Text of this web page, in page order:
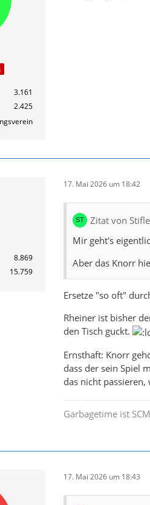
3.161
2.425
8.869
15.759
17. Mai 2026 um 18:42
Zitat von
Mir geht's
Aber das Knorr
Ersetze "so oft"
Rheiner ist bisher
den Tisch guckt.
Ernsthaft: Knorr
dass der sein Spiel
das nicht
Garbagetime ist
17. Mai 2026 um 18:43